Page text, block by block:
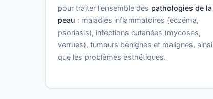
pour traiter l'ensemble des pathologies de la
peau : maladies inflammatoires (eczéma,
psoriasis), infections cutanées (mycoses,
verrues), tumeurs bénignes et malignes, ainsi
que les problèmes esthétiques.